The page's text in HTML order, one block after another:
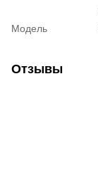
Модель
Отзывы